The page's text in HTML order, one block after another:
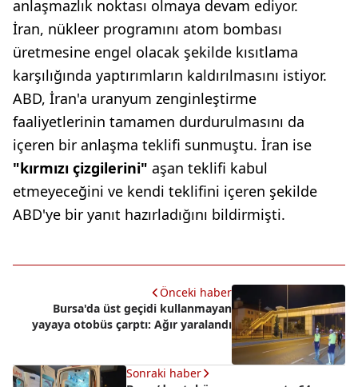
anlaşmazlık noktası olmaya devam ediyor.
İran, nükleer programını atom bombası
üretmesine engel olacak şekilde kısıtlama
karşılığında yaptırımların kaldırılmasını istiyor.
ABD, İran'a uranyum zenginleştirme
faaliyetlerinin tamamen durdurulmasını da
içeren bir anlaşma teklifi sunmuştu. İran ise
"kırmızı çizgilerini" aşan teklifi kabul
etmeyeceğini ve kendi teklifini içeren şekilde
ABD'ye bir yanıt hazırladığını bildirmişti.
Önceki haber
Bursa'da üst geçidi kullanmayan
yayaya otobüs çarptı: Ağır yaralandı
Sonraki haber